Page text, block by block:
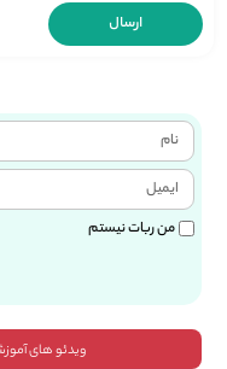
من ربات نیستم
ویدئو های